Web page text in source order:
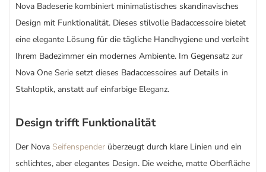
Nova Badeserie kombiniert minimalistisches skandinavisches
Design mit Funktionalität. Dieses stilvolle Badaccessoire bietet
eine elegante Lösung für die tägliche Handhygiene und verleiht
Ihrem Badezimmer ein modernes Ambiente. Im Gegensatz zur
Nova One Serie setzt dieses Badaccessoires auf Details in
Stahloptik, anstatt auf einfarbige Eleganz.
Design trifft Funktionalität
Der Nova Seifenspender überzeugt durch klare Linien und ein
schlichtes, aber elegantes Design. Die weiche, matte Oberfläche